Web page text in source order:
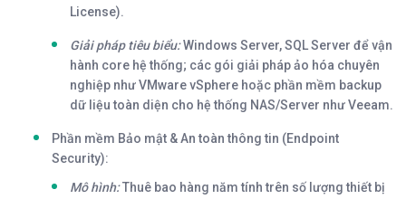
License).
Giải pháp tiêu biểu:Windows Server,SQL Server để vận
hành core hệ thống; các gói giải pháp ảo hóa chuyên
nghiệp nhưVMware vSphere hoặc phần mềm backup
dữ liệu toàn diện cho hệ thống NAS/Server nhưVeeam.
Phần mềm Bảo mật & An toàn thông tin (Endpoint
Security):
Mô hình:Thuê bao hàng năm tính trên số lượng thiết bị